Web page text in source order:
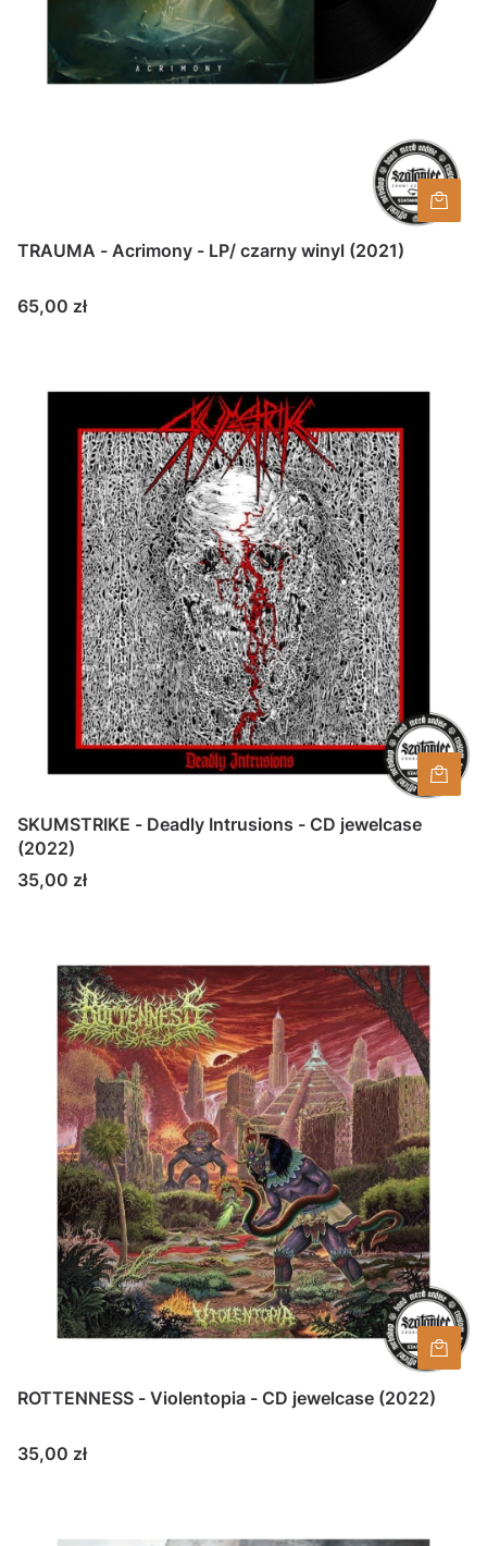
TRAUMA - Acrimony - LP/ czarny winyl (2021)
Cena
65,00 zł
SKUMSTRIKE - Deadly Intrusions - CD jewelcase
(2022)
Cena
35,00 zł
ROTTENNESS - Violentopia - CD jewelcase (2022)
Cena
35,00 zł